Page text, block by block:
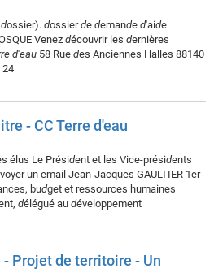
dossier). dossierde demande d'aide
Venezdécouvrir les dernières
d'eau 58 Rue des Anciennes Halles 88140
24
- CC Terre d'eau
élus Le Président et les Vice-présidents
un email Jean-Jacques GAULTIER 1er
budget et ressources humaines
délégué au développement
Projet de territoire - Un